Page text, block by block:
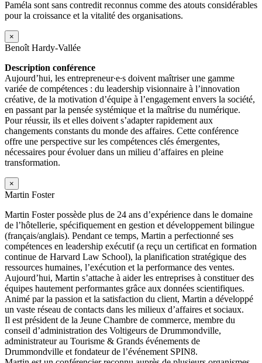
Paméla sont sans contredit reconnus comme des atouts considérables
pour la croissance et la vitalité des organisations.
×
Benoît Hardy-Vallée
Description conférence
Aujourd’hui, les entrepreneur∙e∙s doivent maîtriser une gamme
variée de compétences : du leadership visionnaire à l’innovation
créative, de la motivation d’équipe à l’engagement envers la société,
en passant par la pensée systémique et la maîtrise du numérique.
Pour réussir, ils et elles doivent s’adapter rapidement aux
changements constants du monde des affaires. Cette conférence
offre une perspective sur les compétences clés émergentes,
nécessaires pour évoluer dans un milieu d’affaires en pleine
transformation.
×
Martin Foster
Martin Foster possède plus de 24 ans d’expérience dans le domaine
de l’hôtellerie, spécifiquement en gestion et développement bilingue
(français/anglais). Pendant ce temps, Martin a perfectionné ses
compétences en leadership exécutif (a reçu un certificat en formation
continue de Harvard Law School), la planification stratégique des
ressources humaines, l’exécution et la performance des ventes.
Aujourd’hui, Martin s’attache à aider les entreprises à constituer des
équipes hautement performantes grâce aux données scientifiques.
Animé par la passion et la satisfaction du client, Martin a développé
un vaste réseau de contacts dans les milieux d’affaires et sociaux.
Il est président de la Jeune Chambre de commerce, membre du
conseil d’administration des Voltigeurs de Drummondville,
administrateur au Tourisme & Grands événements de
Drummondville et fondateur de l’événement SPIN8.